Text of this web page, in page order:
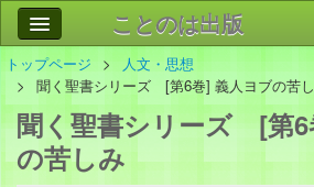
ことのは出版
作品
会社情報
お問い合わせ
トップページ
人文・思想
聞く聖書シリーズ [第6巻] 義人ヨブの苦
聞く聖書シリーズ [第6
の苦しみ